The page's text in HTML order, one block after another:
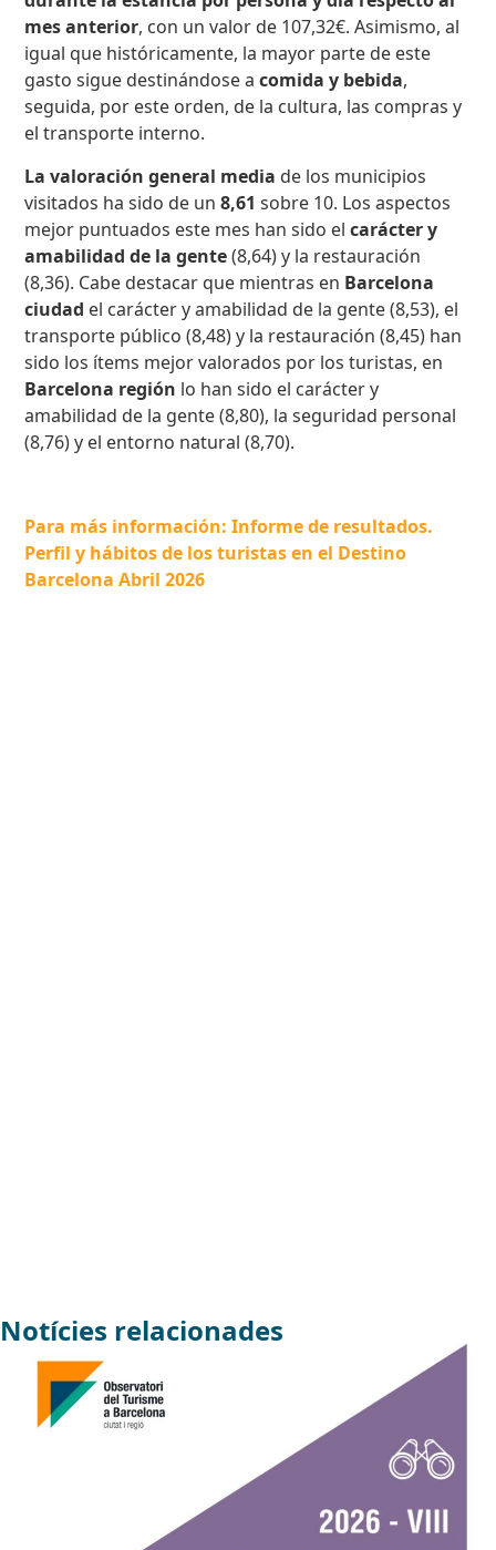
mes anterior, con un valor de 107,32€. Asimismo, al
igual que históricamente, la mayor parte de este
gasto sigue destinándose acomida y bebida,
seguida, por este orden, de la cultura, las compras y
el transporte interno.
La valoración general media de los municipios
visitados ha sido de un8,61 sobre 10. Los aspectos
mejor puntuados este mes han sido elcarácter y
amabilidad de la gente(8,64) y la restauración
(8,36). Cabe destacar que mientras en Barcelona
ciudad el carácter y amabilidad de la gente (8,53), el
transporte público (8,48) y la restauración (8,45) han
sido los ítems mejor valorados por los turistas, en
Barcelona región lo han sido el carácter y
amabilidad de la gente (8,80), la seguridad personal
(8,76) y el entorno natural (8,70).
Para más información: Informe de resultados.
Perfil y hábitos de los turistas en el Destino
Barcelona Abril 2026
Notícies relacionades